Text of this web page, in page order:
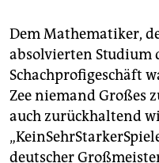
Dem Mathematiker,
absolvierten Studium
Schachprofigeschäft
Zee niemand Großes
auch zurückhaltend
deutscher